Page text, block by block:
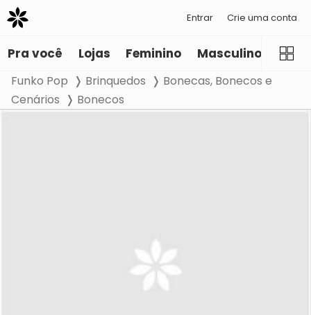
Entrar Crie uma conta
Pra você Lojas Feminino Masculino
Funko Pop Brinquedos
Bonecas, Bonecos e
Cenários
Bonecos